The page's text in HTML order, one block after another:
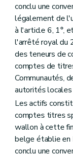
conclu une
légalement de
à l'article 6, 1°,
l'arrêté royal du
des teneurs de
comptes de
Communautés,
autorités
Les actifs
comptes titres
wallon à cette
belge établie en
conclu une